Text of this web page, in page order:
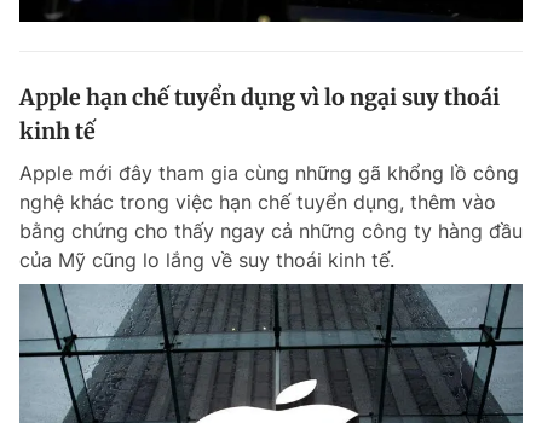
Apple hạn chế tuyển dụng vì lo ngại suy thoái
kinh tế
Apple mới đây tham gia cùng những gã khổng lồ công
nghệ khác trong việc hạn chế tuyển dụng, thêm vào
bằng chứng cho thấy ngay cả những công ty hàng đầu
của Mỹ cũng lo lắng về suy thoái kinh tế.